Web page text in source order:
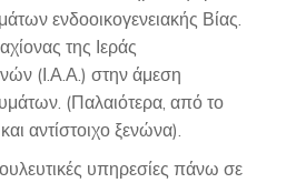
ενδοοικογενειακής Βίας.
της Ιεράς
(Ι.Α.Α.) στην άμεση
(Παλαιότερα, από το
αντίστοιχο ξενώνα).
υπηρεσίες πάνω σε